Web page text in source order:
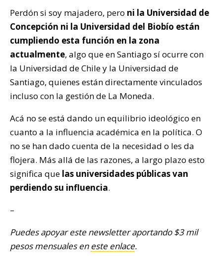
Perdón si soy majadero, pero ni la Universidad de
Concepción ni la Universidad del Biobío están
cumpliendo esta función en la zona
actualmente, algo que en Santiago sí ocurre con
la Universidad de Chile y la Universidad de
Santiago, quienes están directamente vinculados
incluso con la gestión de La Moneda.
Acá no se está dando un equilibrio ideológico en
cuanto a la influencia académica en la política. O
no se han dado cuenta de la necesidad o les da
flojera. Más allá de las razones, a largo plazo esto
significa que las universidades públicas van
perdiendo su influencia.
–
Puedes apoyar este newsletter aportando $3 mil
pesos mensuales en este enlace.